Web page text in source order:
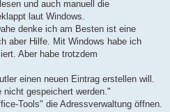
und auch manuell die
laut Windows.
denke ich am Besten ist eine
aber Hilfe. Mit Windows habe ich
Aber habe trotzdem
einen neuen Eintrag erstellen will.
gespeichert werden."
Tools" die Adressverwaltung öffnen.